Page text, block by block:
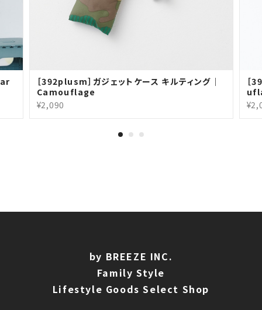
［392plusm］ガジェットケース キルティング｜
Camouflage
¥2,090
［
by BREEZE INC.
Family Style
Lifestyle Goods Select Shop